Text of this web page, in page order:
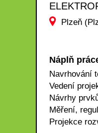
Plzeň
Náplň
Navrhování
Vedení
Návrhy
Měření,
Projekce